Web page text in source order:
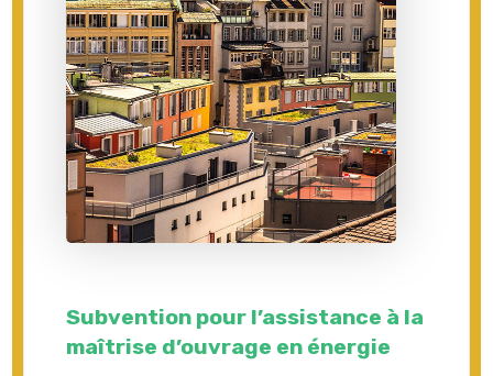
Subvention pour l’assistance à la
maîtrise d’ouvrage en énergie